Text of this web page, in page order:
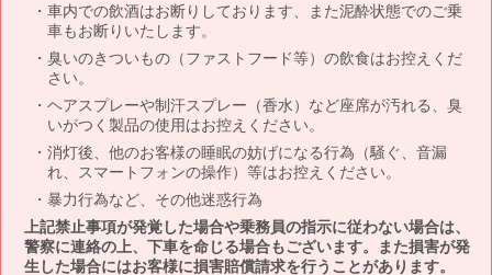
車内での飲酒はお断りしております、また泥酔状態でのご乗
車もお断りいたします。
臭いのきついもの（ファストフード等）の飲食はお控えくだ
さい。
ヘアスプレーや制汗スプレー（香水）など座席が汚れる、臭
いがつく製品の使用はお控えください。
消灯後、他のお客様の睡眠の妨げになる行為（騒ぐ、音漏
れ、スマートフォンの操作）等はお控えください。
暴力行為など、その他迷惑行為
上記禁止事項が発覚した場合や乗務員の指示に従わない場合は、
警察に連絡の上、下車を命じる場合もございます。また損害が発
生した場合にはお客様に損害賠償請求を行うことがあります。